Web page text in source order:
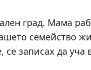
град. Мама
семейство
записах да уча